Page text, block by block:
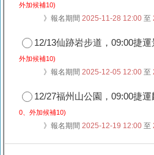
外加候補10)
》報名期間 2025-11-28 12:00 至
12/13仙跡岩步道，09:00捷
外加候補10)
》報名期間 2025-12-05 12:00 至
12/27福州山公園，09:00捷
0、外加候補10)
》報名期間 2025-12-19 12:00 至